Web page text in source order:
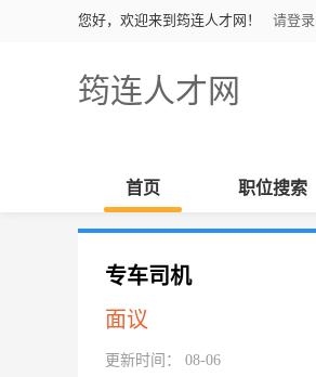
您好，欢迎来到筠连人才网！ 请登录
筠连人才网
首页 职位搜索
专车司机
面议
更新时间： 08-06